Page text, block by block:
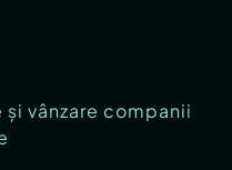
vânzare companii